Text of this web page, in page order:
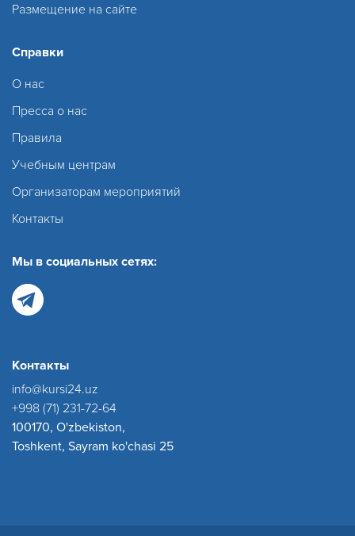
Размещение на сайте
Справки
О нас
Пресса о нас
Правила
Учебным центрам
Организаторам мероприятий
Контакты
Мы в социальных сетях:
Контакты
info@kursi24.uz
+998 (71) 231-72-64
100170, O'zbekiston,
Toshkent, Sayram ko'chasi 25